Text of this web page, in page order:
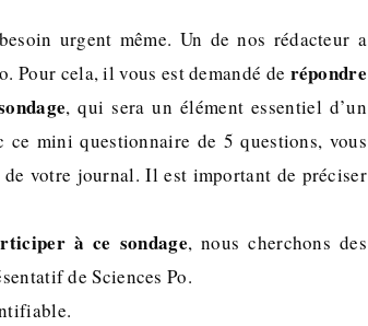
urgent même. Un de nos rédacteur a
Pour cela, il vous est demandé de répondre
, qui sera un élément essentiel d’un
mini questionnaire de 5 questions, vous
votre journal. Il est important de préciser
à ce sondage, nous cherchons des
de Sciences Po.